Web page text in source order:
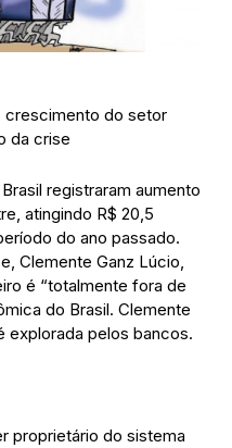
crescimento do setor
da crise
registraram aumento
atingindo R$ 20,5
do ano passado.
Clemente Ganz Lúcio,
é “totalmente fora de
do Brasil. Clemente
explorada pelos bancos.
proprietário do sistema